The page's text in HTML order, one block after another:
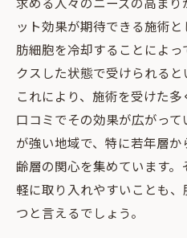
痛みを感じにくい
脂肪冷却の効果を最大
効果的な施術のス
脂肪冷却の効果的
施術後のアフター
最大限の効果を得
トレーニングとの
専門家がアドバイ
ット効果が期待できる施術
肪細胞を冷却することによ
クスした状態で受けられると
これにより、施術を受けた多
口コミでその効果が広がっ
が強い地域で、特に若年層
齢層の関心を集めています
軽に取り入れやすいことも
つと言えるでしょう。